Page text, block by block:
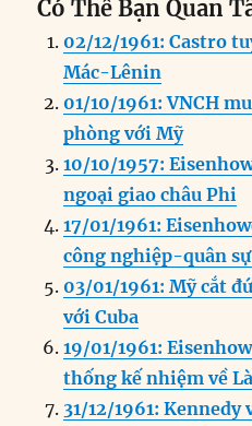
c
e
b
o
o
k
k
e
d
I
n
ai
l
ss
e
n
er
Có Thể Bạn Quan
02/12/1961: Castro
Mác-Lênin
01/10/1961: VNCH
phòng với Mỹ
10/10/1957:
ngoại giao châu Phi
17/01/1961:
công nghiệp-quân
03/01/1961: Mỹ cắt
với Cuba
19/01/1961:
thống kế nhiệm về
31/12/1961: Kennedy